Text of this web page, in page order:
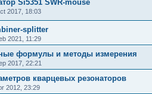
Si5351 SWR-mouse
2017, 18:03
splitter
2021, 11:29
формулы и методы измерения
2017, 22:21
кварцевых резонаторов
2012, 23:29